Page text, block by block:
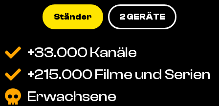
Ständer 2 GERÄTE
+33.000 Kanäle
+215.000 Filme und Serien
Erwachsene